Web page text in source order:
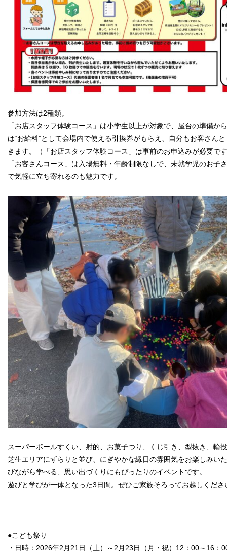
参加方法は2種類。
「お店スタッフ体験コース」は小学生以上が対象で、屋台の準備か
は“お給料”として会場内で使える引換券がもらえ、自分もお客さん
きます。（「お店スタッフ体験コース」は事前のお申込みが必要で
「お客さんコース」は入場無料・年齢制限なしで、未就学児のお子
で気軽に立ち寄れるのも魅力です。
スーパーボールすくい、射的、お菓子つり、くじ引き、型抜き、輪
芝生エリアにずらりと並び、にぎやかな縁日の雰囲気をお楽しみい
びながら学べる、思い出づくりにもぴったりのイベントです。
遊びと学びが一体となった3日間。ぜひご家族そろってお越しくださ
●こども祭り
・日時：2026年2月21日（土）～2月23日（月・祝）12：00～16：